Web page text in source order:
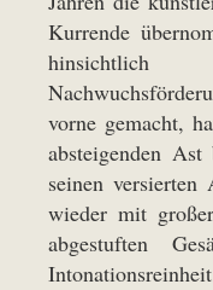
Kurrende
vorne gemacht,
absteigenden
seinen versierten
wieder mit
abgestuften